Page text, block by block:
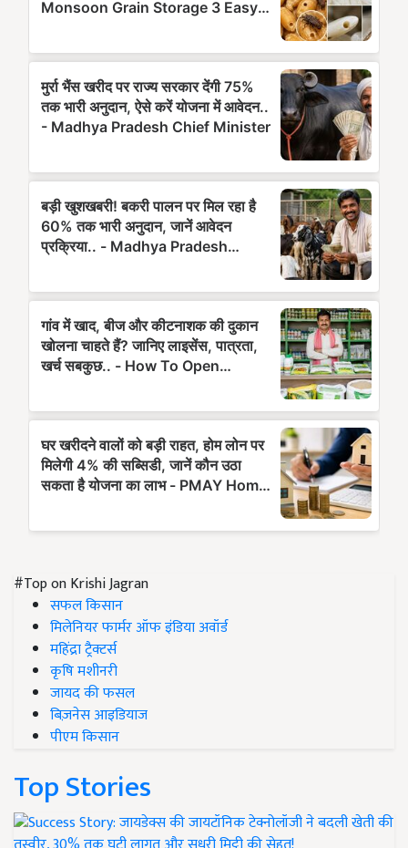
#Top on Krishi Jagran
सफल किसान
मिलेनियर फार्मर ऑफ इंडिया अवॉर्ड
महिंद्रा ट्रैक्टर्स
कृषि मशीनरी
जायद की फसल
बिज़नेस आइडियाज
पीएम किसान
Top Stories